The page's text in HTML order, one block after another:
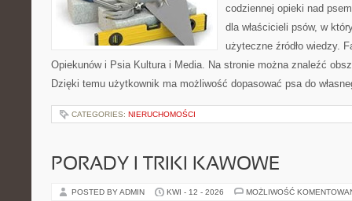
codziennej opieki nad
dla właścicieli psów, w
użyteczne źródło wiedzy.
Opiekunów i Psia Kultura i Media. Na stronie można znaleźć
Dzięki temu użytkownik ma możliwość dopasować psa do
CATEGORIES: NIERUCHOMOŚCI
PORADY I TRIKI KAWOWE
POSTED BY ADMIN KWI - 12 - 2026 MOŻLIWOŚĆ